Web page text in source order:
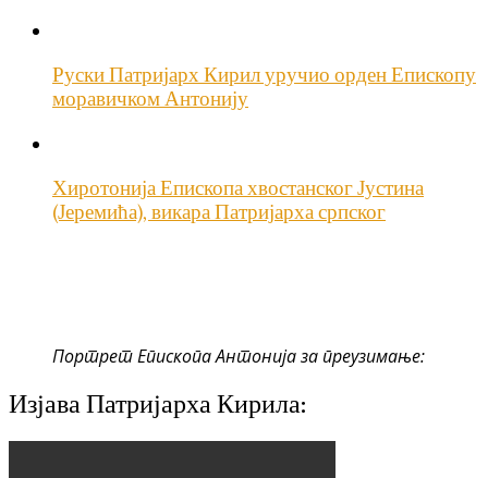
Руски Патријарх Кирил уручио орден Епископу
моравичком Антонију
Хиротонија Епископа хвостанског Јустина
(Јеремића), викара Патријарха српског
Портрет Епископа Антонија за преузимање:
Изјава Патријарха Кирила: